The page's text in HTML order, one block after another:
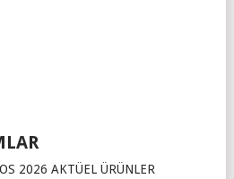
2026 AKTÜEL ÜRÜNLER